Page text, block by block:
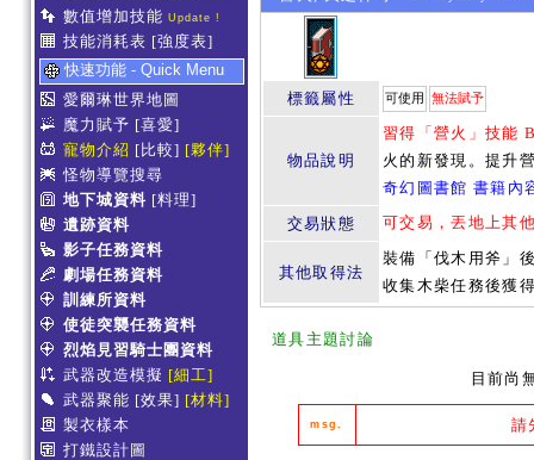
數值增加技能 Update !
技能消耗表 [強度表]
快速功能 - Quick Menu
愛爾琳世界地圖
魔力賦予 [喜愛]
寵物介紹 [比較] [夥伴]
怪物導覽搜尋
地下城資料 [料理]
遺跡資料
影子任務資料
劇場任務資料
訓練所資料
使徒突襲任務資料
烈焰見習騎士團資料
武器改造模擬 [細工]
武器聚能 [效果] [材料]
製衣樣本
打鐵設計圖
標籤屬性 可使用 無法賦予
物品說明
習得「營火」技能
火的新發現。提升
奇幻圖書館 書籍內
交易狀態
可交易，丟地上其
其他取得法
裝備「伐木用斧」
收集木柴任務後獲
道具主題討論
目前尚
msg. 請